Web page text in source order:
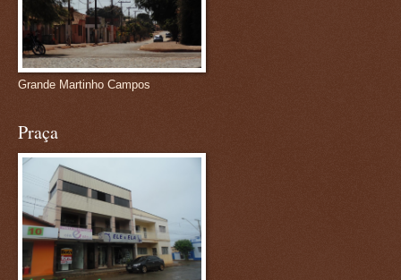
Grande Martinho Campos
Praça